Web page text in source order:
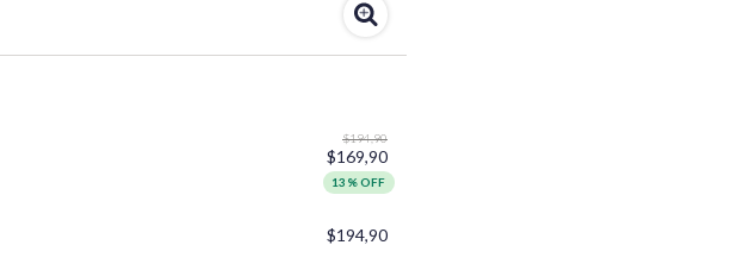
$194,90
$169,90
13% OFF
$194,90